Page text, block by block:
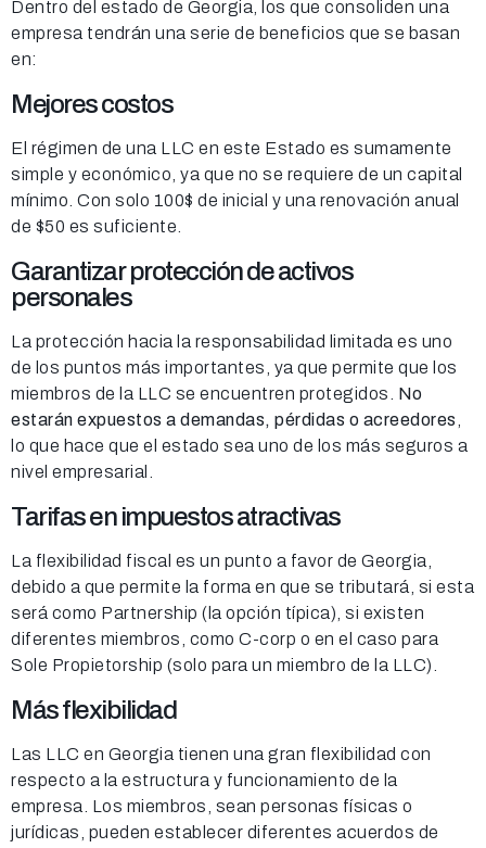
Dentro del estado de Georgia, los que consoliden una
empresa tendrán una serie de beneficios que se basan
en:
Mejores costos
El régimen de una LLC en este Estado es sumamente
simple y económico, ya que no se requiere de un capital
mínimo. Con solo 100$ de inicial y una renovación anual
de $50 es suficiente.
Garantizar protección de activos
personales
La protección hacia la responsabilidad limitada es uno
de los puntos más importantes, ya que permite que los
miembros de la LLC se encuentren protegidos. No
estarán expuestos a demandas, pérdidas o acreedores
lo que hace que el estado sea uno de los más seguros a
nivel empresarial.
Tarifas en impuestos atractivas
La flexibilidad fiscal es un punto a favor de Georgia,
debido a que permite la forma en que se tributará, si esta
será como Partnership (la opción típica), si existen
diferentes miembros, como C-corp o en el caso para
Sole Propietorship (solo para un miembro de la LLC).
Más flexibilidad
Las LLC en Georgia tienen una gran flexibilidad con
respecto a la estructura y funcionamiento de la
empresa. Los miembros, sean personas físicas o
jurídicas, pueden establecer diferentes acuerdos de